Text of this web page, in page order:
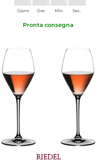
Giorni Ore Min. Sec.
Pronta consegna
RIEDEL